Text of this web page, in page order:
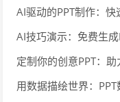
AI驱动的PPT制作：
AI技巧演示：免费生成
定制你的创意PPT：
用数据描绘世界：